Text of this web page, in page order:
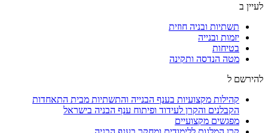
לעיין ב
תשתיות ובניה חוזית
יזמות ובנייה
בטיחות
מטה הנדסה ותקינה
להירשם ל
קהילות מקצועיות בענף הבנייה והתשתיות מבית התאחדות
הקבלנים והקרן לעידוד ופיתוח ענף הבניה בישראל
מפגשים מקצועיים